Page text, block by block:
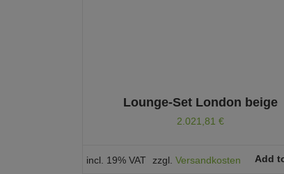
Lounge-Set London beige
2.021,81€
incl. 19% VAT zzgl.Versandkosten Add